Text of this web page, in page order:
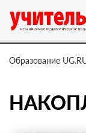
Образование